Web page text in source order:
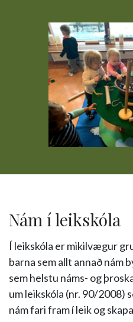
Nám í leikskóla
Í leikskóla er mikilvægur
barna sem allt annað nám
sem helstu náms- og
um leikskóla (nr. 90/2008)
nám fari fram í leik og